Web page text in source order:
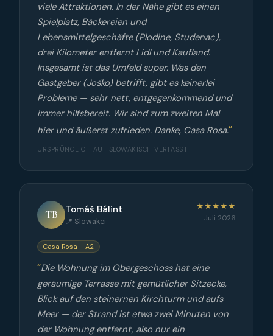
viele Attraktionen. In der Nähe gibt es einen
Spielplatz, Bäckereien und
Lebensmittelgeschäfte (Plodine, Studenac),
drei Kilometer entfernt Lidl und Kaufland.
Insgesamt ist das Umfeld super. Was den
Gastgeber (Joško) betrifft, gibt es keinerlei
Probleme — sehr nett, entgegenkommend und
immer hilfsbereit. Wir sind zum zweiten Mal
hier und äußerst zufrieden. Danke, Casa Rosa.
URSPRÜNGLICH AUF SLOWAKISCH VERFASST
TB Tomáš Bálint
📍 Slowakei
★★★★★
Juli 2026
Casa Rosa – A2
Die Wohnung im Obergeschoss hat eine
geräumige Terrasse mit gemütlicher Sitzecke,
Blick auf den steinernen Kirchturm und aufs
Meer — der Strand ist etwa zwei Minuten von
der Wohnung entfernt, also nur ein